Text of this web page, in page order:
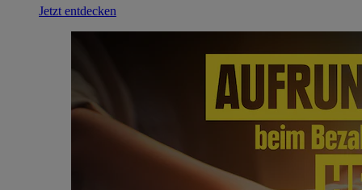
Jetzt entdecken